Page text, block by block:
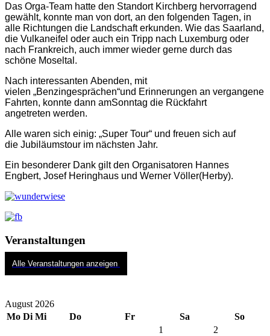
Das Orga-Team hatte den Standort Kirchberg hervorragend
gewählt, konnte man von dort, an den folgenden Tagen, in
alle Richtungen die Landschaft erkunden. Wie das Saarland,
die Vulkaneifel oder auch ein Tripp nach Luxemburg oder
nach Frankreich, auch immer wieder gerne durch das
schöne Moseltal.
Nach interessanten Abenden, mit
vielen „Benzingesprächen“und Erinnerungen an vergangene
Fahrten, konnte dann amSonntag die Rückfahrt
angetreten werden.
Alle waren sich einig: „Super Tour“ und freuen sich auf
die Jubiläumstour im nächsten Jahr.
Ein besonderer Dank gilt den Organisatoren Hannes
Engbert, Josef Heringhaus und Werner Völler(Herby).
Veranstaltungen
Alle Veranstaltungen anzeigen
August 2026
Mo Di Mi Do Fr Sa
So
1
2